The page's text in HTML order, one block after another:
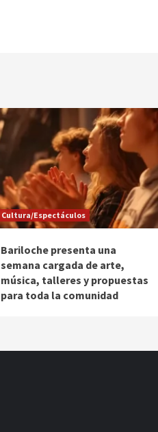
Cultura/Espectáculos
Bariloche presenta una
semana cargada de arte,
música, talleres y propuestas
para toda la comunidad